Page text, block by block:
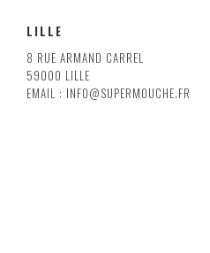
LILLE
8 RUE ARMAND CARREL
59000 LILLE
EMAIL : INFO@SUPERMOUCHE.FR